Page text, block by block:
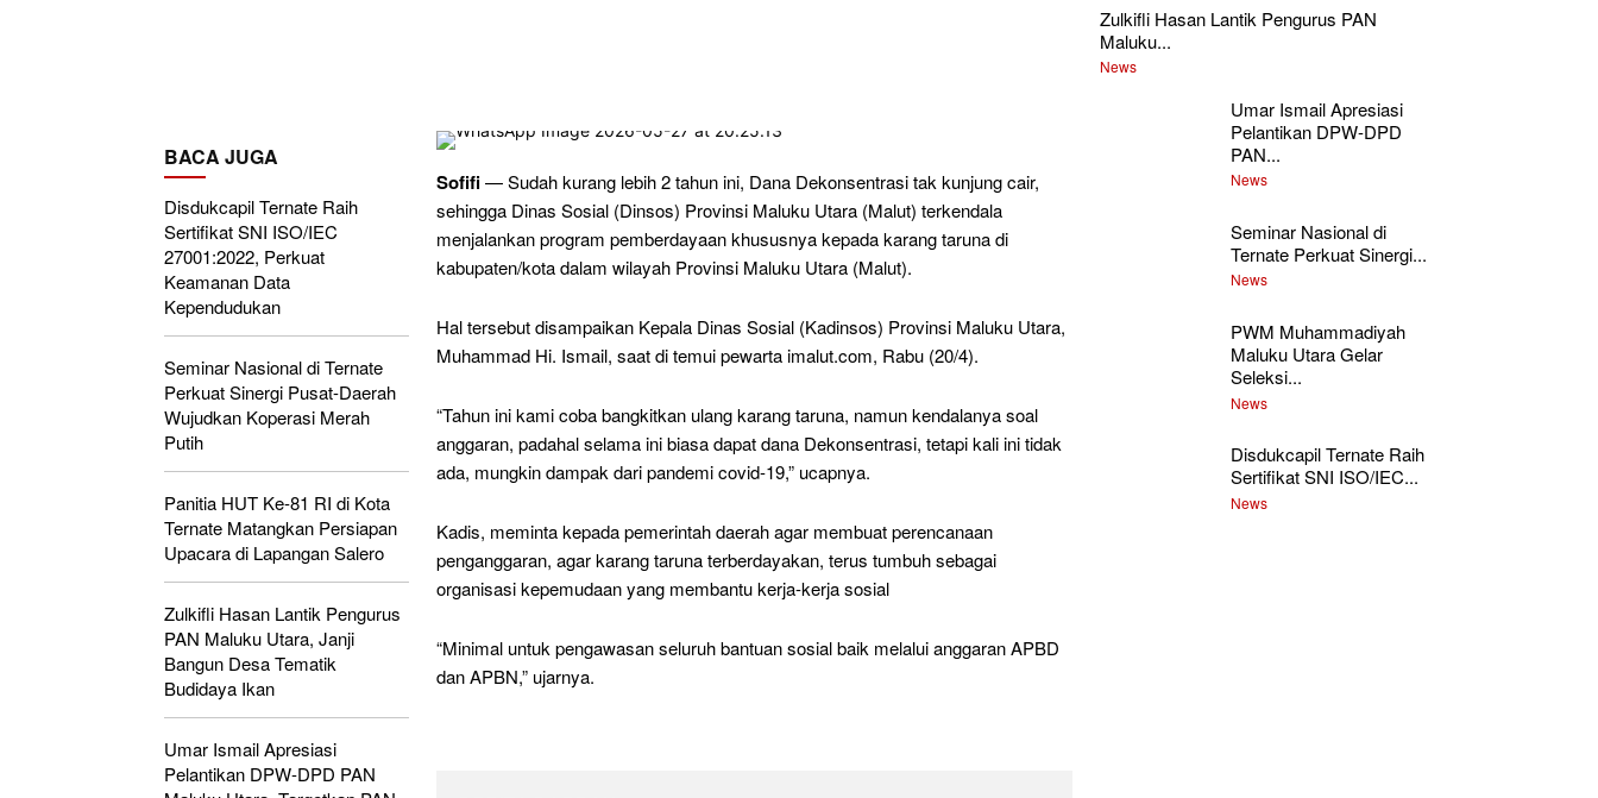
Zulkifli Hasan Lantik Pengurus PAN
Maluku...
News
BACA JUGA
Disdukcapil Ternate Raih
Sertifikat SNI ISO/IEC
27001:2022, Perkuat
Keamanan Data
Kependudukan
Seminar Nasional di Ternate
Perkuat Sinergi Pusat-Daerah
Wujudkan Koperasi Merah
Putih
Panitia HUT Ke-81 RI di Kota
Ternate Matangkan Persiapan
Upacara di Lapangan Salero
Zulkifli Hasan Lantik Pengurus
PAN Maluku Utara, Janji
Bangun Desa Tematik
Budidaya Ikan
Umar Ismail Apresiasi
Pelantikan DPW-DPD PAN
Sofifi — Sudah kurang lebih 2 tahun ini, Dana Dekonsentrasi tak kunjung cair,
sehingga Dinas Sosial (Dinsos) Provinsi Maluku Utara (Malut) terkendala
menjalankan program pemberdayaan khususnya kepada karang taruna di
kabupaten/kota dalam wilayah Provinsi Maluku Utara (Malut).
Hal tersebut disampaikan Kepala Dinas Sosial (Kadinsos) Provinsi Maluku Utara,
Muhammad Hi. Ismail, saat di temui pewarta imalut.com, Rabu (20/4).
“Tahun ini kami coba bangkitkan ulang karang taruna, namun kendalanya soal
anggaran, padahal selama ini biasa dapat dana Dekonsentrasi, tetapi kali ini tidak
ada, mungkin dampak dari pandemi covid-19,” ucapnya.
Kadis, meminta kepada pemerintah daerah agar membuat perencanaan
penganggaran, agar karang taruna terberdayakan, terus tumbuh sebagai
organisasi kepemudaan yang membantu kerja-kerja sosial
“Minimal untuk pengawasan seluruh bantuan sosial baik melalui anggaran APBD
dan APBN,” ujarnya.
Umar Ismail Apresiasi
Pelantikan DPW-DPD
PAN...
News
Seminar Nasional di
Ternate Perkuat Sinergi...
News
PWM Muhammadiyah
Maluku Utara Gelar
Seleksi...
News
Disdukcapil Ternate Raih
Sertifikat SNI ISO/IEC...
News